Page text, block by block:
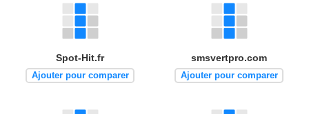
Spot-Hit.fr
Ajouter pour comparer
smsvertpro.com
Ajouter pour comparer